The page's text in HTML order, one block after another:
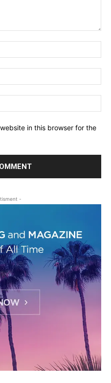
in this browser for the
-